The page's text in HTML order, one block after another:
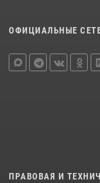
ОФИЦИАЛЬНЫЕ
ПРАВОВАЯ И